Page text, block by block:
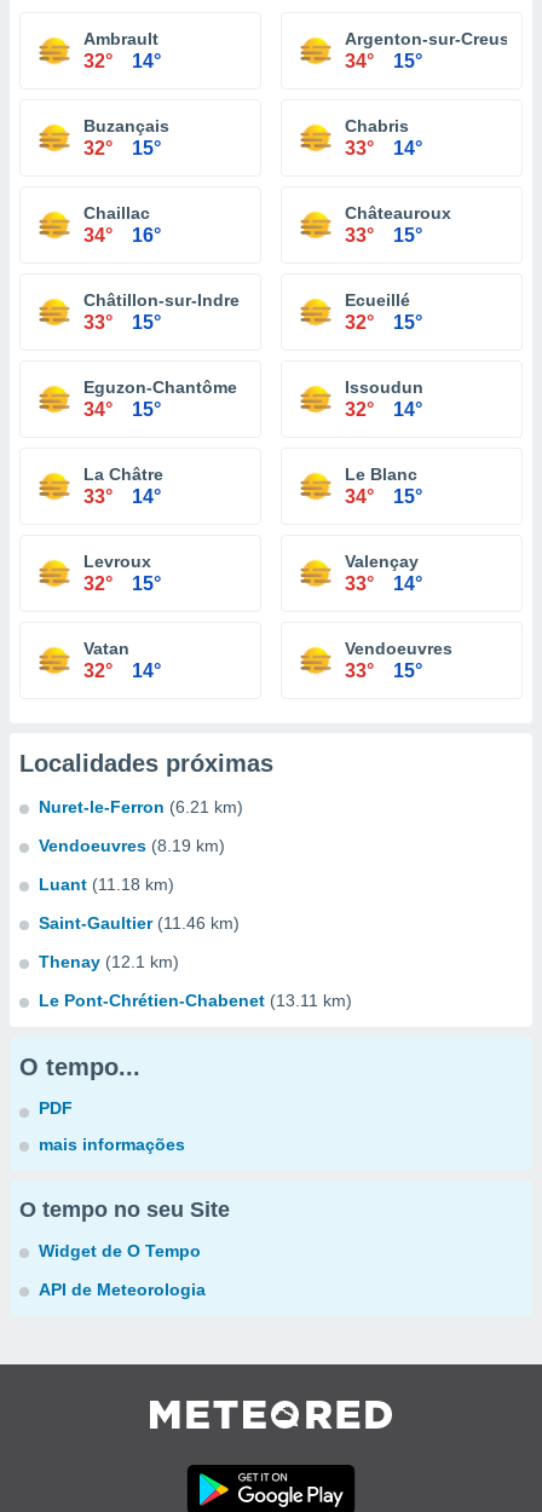
Ambrault
32° 14°
Argenton-sur-Creuse
34° 15°
Buzançais
32° 15°
Chabris
33° 14°
Chaillac
34° 16°
Châteauroux
33° 15°
Châtillon-sur-Indre
33° 15°
Ecueillé
32° 15°
Eguzon-Chantôme
34° 15°
Issoudun
32° 14°
La Châtre
33° 14°
Le Blanc
34° 15°
Levroux
32° 15°
Valençay
33° 14°
Vatan
32° 14°
Vendoeuvres
33° 15°
Localidades próximas
Nuret-le-Ferron (6.21 km)
Vendoeuvres (8.19 km)
Luant (11.18 km)
Saint-Gaultier (11.46 km)
Thenay (12.1 km)
Le Pont-Chrétien-Chabenet (13.11 km)
O tempo...
PDF
mais informações
O tempo no seu Site
Widget de O Tempo
API de Meteorologia